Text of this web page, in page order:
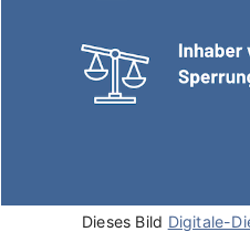
Dieses Bild Digitale-